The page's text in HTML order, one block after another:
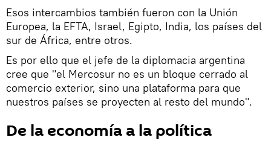
Esos intercambios también fueron con la Unión
Europea, la EFTA, Israel, Egipto, India, los países del
sur de África, entre otros.
Es por ello que el jefe de la diplomacia argentina
cree que "el Mercosur no es un bloque cerrado al
comercio exterior, sino una plataforma para que
nuestros países se proyecten al resto del mundo".
De la economía a la política